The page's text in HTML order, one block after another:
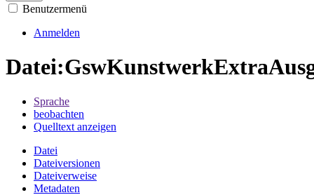
Benutzermenü
Anmelden
Datei:
Sprache
beobachten
Quelltext anzeigen
Datei
Dateiversionen
Dateiverweise
Metadaten